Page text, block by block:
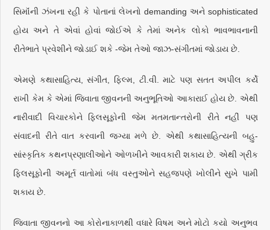
સિમૉંની ઝંખના રહી કે પોતાનાં લેખનો demanding અને sophisticated
હોય અને તે એવાં હોવાં જોઈએ કે તેમાં અનેક લોકો ભાવભાવનાની
રીતેભાતે પ્રવેશીને જોડાઈ શકે -જેમ તેઓ જાઝ-સંગીતમાં જોડાય છે.
એમણે કથાસાહિત્ય, સંગીત, ફિલ્મ, ટી.વી. માટે પણ સતત અપીલ કર્યે
રાખી કેમ કે એમાં જિવાતા જીવનની અનુભૂતિઓ આકારાઈ હોય છે. એથી
નારીવાદી વિચારકોને ફિલસૂફોની જેમ મતમતાન્તરોની રીતે નહીં પણ
સંવાદની રીતે વાત કરવાની જગ્યા મળે છે. એથી કથાસાહિત્યની બહુ-
સાંસ્કૃતિક કથનપ્રણાલીઓને ઓળખીને આવકારી શકાય છે. એથી ગ્રીક
ફિલસૂફોની અમૂર્ત વાતોમાં બંધ વસ્તુઓને સહજપણે ખોલીને સુખે પામી
શકાય છે.
જિવાતા જીવનનો આ કોરોનાકાળથી વધારે વિષમ અને મોટો કયો અનુભવ